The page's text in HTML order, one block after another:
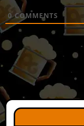
0COMMENTS